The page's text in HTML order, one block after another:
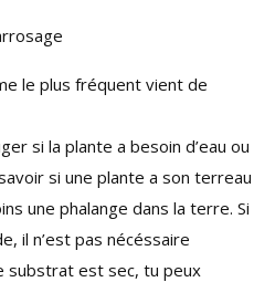
le plus fréquent vient de
si la plante a besoin d’eau ou
si une plante a son terreau
une phalange dans la terre. Si
il n’est pas nécéssaire
substrat est sec, tu peux